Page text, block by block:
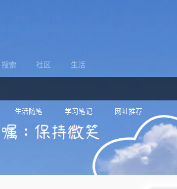
搜索 社区 生活
生活随笔 学习笔记 网址推荐